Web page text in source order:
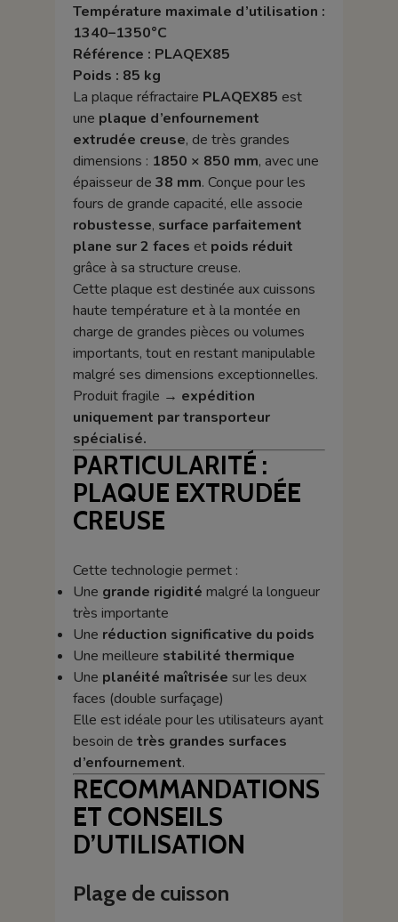
Température maximale d’utilisation :
1340–1350°C
Référence : PLAQEX85
Poids : 85 kg
La plaque réfractaire PLAQEX85 est
une plaque d’enfournement
extrudée creuse, de très grandes
dimensions : 1850 × 850 mm, avec une
épaisseur de 38 mm. Conçue pour les
fours de grande capacité, elle associe
robustesse, surface parfaitement
plane sur 2 faces et poids réduit
grâce à sa structure creuse.
Cette plaque est destinée aux cuissons
haute température et à la montée en
charge de grandes pièces ou volumes
importants, tout en restant manipulable
malgré ses dimensions exceptionnelles.
Produit fragile → expédition
uniquement par transporteur
spécialisé.
PARTICULARITÉ :
PLAQUE EXTRUDÉE
CREUSE
Cette technologie permet :
Une grande rigidité malgré la longueur
très importante
Une réduction significative du poids
Une meilleure stabilité thermique
Une planéité maîtrisée sur les deux
faces (double surfaçage)
Elle est idéale pour les utilisateurs ayant
besoin de très grandes surfaces
d’enfournement.
RECOMMANDATIONS
ET CONSEILS
D’UTILISATION
Plage de cuisson